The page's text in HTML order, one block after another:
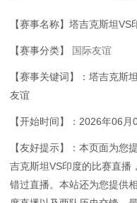
【赛事名称】塔吉克斯坦VS
【赛事分类】 国际友谊
【赛事关键词】：塔吉克斯
友谊
【开始时间】：2026年06
【友好提示】：本页面为
吉克斯坦VS印度的比赛直播
错过直播。本站还为您提供